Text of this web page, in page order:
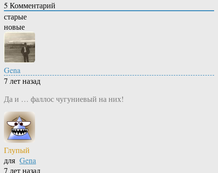
5 Комментарий
старые
новые
Gena
7 лет назад
Да и … фаллос чугуниевый на них!
Глупый
для Gena
7 лет назад